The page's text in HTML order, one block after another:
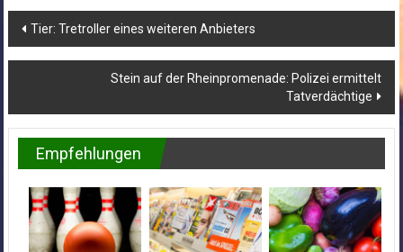
Beitragsnavigation
Tier: Tretroller eines weiteren Anbieters
Stein auf der Rheinpromenade: Polizei ermittelt
Tatverdächtige
Empfehlungen